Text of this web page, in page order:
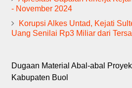
- November 2024
Korupsi Alkes Untad, Kejati
Uang Senilai Rp3 Miliar dari
Dugaan Material Abal-abal
Kabupaten Buol